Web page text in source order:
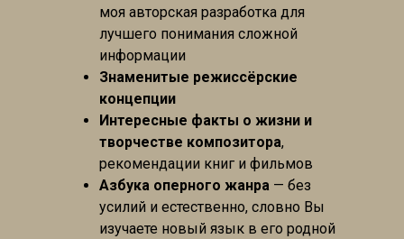
моя авторская разработка для
лучшего понимания сложной
информации
Знаменитые режиссёрские
концепции
Интересные факты о жизни и
творчестве композитора,
рекомендации книг и фильмов
Азбука оперного жанра — без
усилий и естественно, словно Вы
изучаете новый язык в его родной